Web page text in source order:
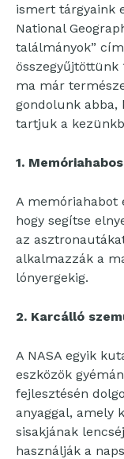
ismert tárgyaink
National
találmányok”
összegyűjtöttünk
ma már
gondolunk abba,
tartjuk a
1.
A memóriahabot
hogy segítse
az
alkalmazzák a
lónyergekig.
2. Karcálló
A NASA egyik
eszközök
fejlesztésén
anyaggal, amely
sisakjának
használják a